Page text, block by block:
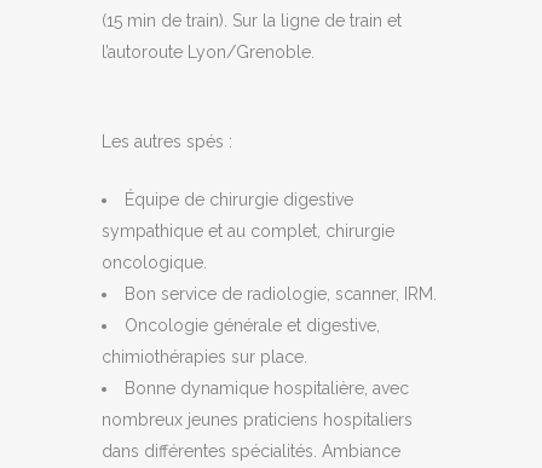
(15 min de train). Sur la ligne de train et
l’autoroute Lyon/Grenoble.
Les autres spés :
Équipe de chirurgie digestive
sympathique et au complet, chirurgie
oncologique.
Bon service de radiologie, scanner, IRM.
Oncologie générale et digestive,
chimiothérapies sur place.
Bonne dynamique hospitalière, avec
nombreux jeunes praticiens hospitaliers
dans différentes spécialités. Ambiance